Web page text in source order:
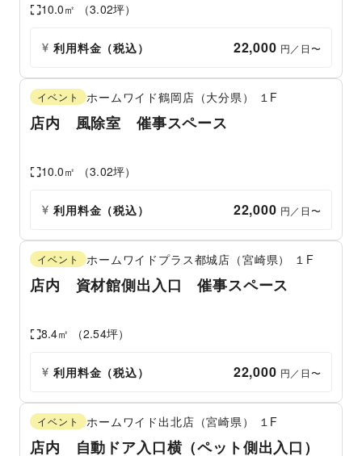
10.0㎡ （3.02坪）
利用料金（税込） 22,000 円／日〜
イベント ホームワイド鶴岡店（大分県） １F
店内 風除室 催事スペース
10.0㎡ （3.02坪）
利用料金（税込） 22,000 円／日〜
イベント ホームワイドプラス都城店（宮崎県） １F
店内 資材館側出入口 催事スペース
8.4㎡ （2.54坪）
利用料金（税込） 22,000 円／日〜
イベント ホームワイド出北店（宮崎県） １F
店内 自動ドア入口横（ペット側出入口）